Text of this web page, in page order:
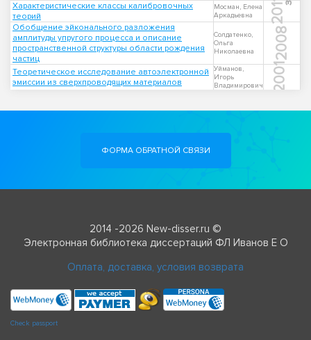
Характеристические классы калибровочных
теорий
Мосман, Елена
Аркадьевна
2011
Обобщение эйконального разложения
амплитуды упругого процесса и описание
пространственной структуры области рождения
частиц
Солдатенко,
Ольга
Николаевна
2008
Теоретическое исследование автоэлектронной
эмиссии из сверхпроводящих материалов
Уйманов,
Игорь
Владимирович
2001
ФОРМА ОБРАТНОЙ СВЯЗИ
2014 -2026 New-disser.ru ©
Электронная библиотека диссертаций ФЛ Иванов Е О
Оплата, доставка, условия возврата
Check passport